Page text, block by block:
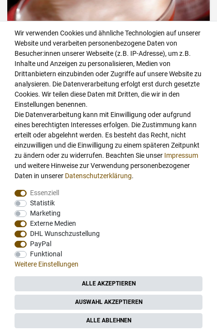
Monin Sirup Grenadine 1l PET
Flasche
Wir verwenden Cookies und ähnliche Technologien auf unserer
Website und verarbeiten personenbezogene Daten von
Besucher:innen unserer Webseite (z.B. IP-Adresse), um z.B.
Inhalte und Anzeigen zu personalisieren, Medien von
Drittanbietern einzubinden oder Zugriffe auf unsere Website zu
analysieren. Die Datenverarbeitung erfolgt erst durch gesetzte
Cookies. Wir teilen diese Daten mit Dritten, die wir in den
Einstellungen benennen.
Die Datenverarbeitung kann mit Einwilligung oder aufgrund
eines berechtigten Interesses erfolgen. Die Zustimmung kann
erteilt oder abgelehnt werden. Es besteht das Recht, nicht
einzuwilligen und die Einwilligung zu einem späteren Zeitpunkt
zu ändern oder zu widerrufen. Beachten Sie unser Impressum
und weitere Hinweise zur Verwendung personenbezogener
Daten in unserer Daten­schutz­erklärung.
Essenziell
Statistik
Marketing
Externe Medien
DHL Wunschzustellung
PayPal
Funktional
Weitere Einstellungen
ALLE AKZEPTIEREN
AUSWAHL AKZEPTIEREN
ALLE ABLEHNEN